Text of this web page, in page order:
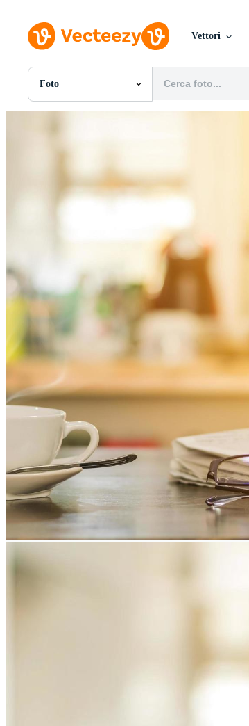
Vettori
Foto
Tutte Immagini
Modelli
Vettori
Videos